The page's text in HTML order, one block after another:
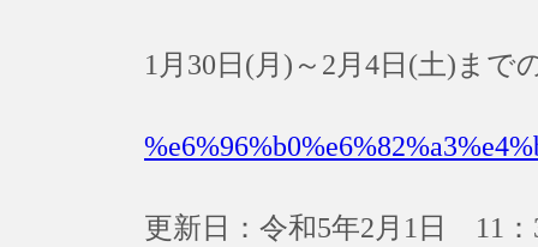
1月30日(月)～2月4日(土)まで
更新日：令和5年2月1日 11：